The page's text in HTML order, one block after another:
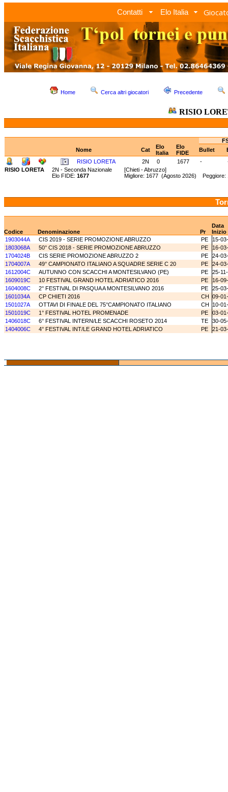
Contatti Elo Italia
Home Cerca altri giocatori Precedente
RISIO
Nome
Cat
Elo
Italia
Elo
FIDE
Bullet
RISIO LORETA
2N 0 1677 -
RISIO LORETA
2N - Seconda Nazionale [Chieti - Abruzzo]
Elo FIDE: 1677 Migliore: 1677 (Agosto 2026) Peggiore:
Data
Codice
Denominazione Pr
Inizio
1903044A
CIS 2019 - SERIE PROMOZIONE ABRUZZO PE
15-
1803068A
50° CIS 2018 - SERIE PROMOZIONE ABRUZZO PE
16-
1704024B
CIS SERIE PROMOZIONE ABRUZZO 2 PE
24-
1704007A
49° CAMPIONATO ITALIANO A SQUADRE SERIE C 20 PE
24-
1612004C
AUTUNNO CON SCACCHI A MONTESILVANO (PE) PE
25-
1609019C
10 FESTIVAL GRAND HOTEL ADRIATICO 2016 PE
16-
1604008C
2° FESTIVAL DI PASQUA A MONTESILVANO 2016 PE
25-
1601034A
CP CHIETI 2016 CH 09-
1501027A
OTTAVI DI FINALE DEL 75°CAMPIONATO ITALIANO CH
10-
1501019C
1° FESTIVAL HOTEL PROMENADE PE
03-
1406018C
6° FESTIVAL INTERN/LE SCACCHI ROSETO 2014 TE
30-
1404006C
4° FESTIVAL INT/LE GRAND HOTEL ADRIATICO PE 21-